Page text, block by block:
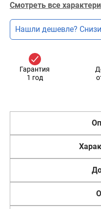
Смотреть все
Нашли дешевле?
Гарантия
1 год